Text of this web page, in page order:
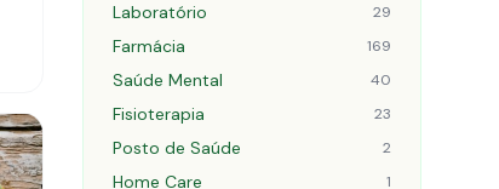
Laboratório 29
Farmácia 169
Saúde Mental 40
Fisioterapia 23
Posto de Saúde 2
Home Care 1